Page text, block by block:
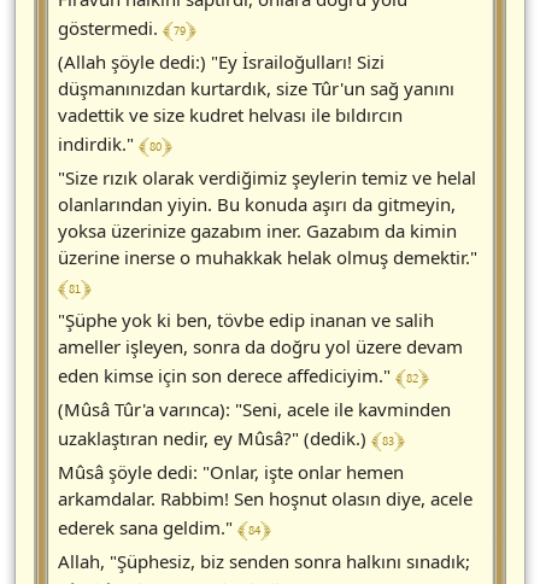
göstermedi. ﴾ 79 ﴿
(Allah şöyle dedi:) "Ey İsrailoğulları! Sizi
düşmanınızdan kurtardık, size Tûr'un sağ yanını
vadettik ve size kudret helvası ile bıldırcın
indirdik." ﴾ 80 ﴿
"Size rızık olarak verdiğimiz şeylerin temiz ve helal
olanlarından yiyin. Bu konuda aşırı da gitmeyin,
yoksa üzerinize gazabım iner. Gazabım da kimin
üzerine inerse o muhakkak helak olmuş demektir."
﴾ 81 ﴿
"Şüphe yok ki ben, tövbe edip inanan ve salih
ameller işleyen, sonra da doğru yol üzere devam
eden kimse için son derece affediciyim." ﴾ 82 ﴿
(Mûsâ Tûr'a varınca): "Seni, acele ile kavminden
uzaklaştıran nedir, ey Mûsâ?" (dedik.) ﴾ 83 ﴿
Mûsâ şöyle dedi: "Onlar, işte onlar hemen
arkamdalar. Rabbim! Sen hoşnut olasın diye, acele
ederek sana geldim." ﴾ 84 ﴿
Allah, "Şüphesiz, biz senden sonra halkını sınadık;